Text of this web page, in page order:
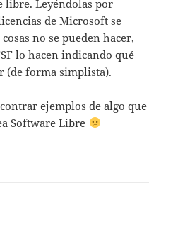
libre. Leyéndolas por
de Microsoft se
no se pueden hacer,
lo hacen indicando qué
(de forma simplista).
ejemplos de algo que
Software Libre